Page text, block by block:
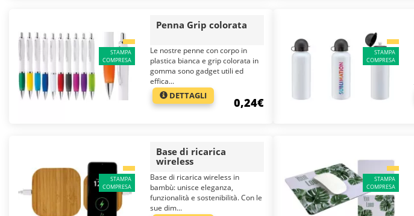
STAMPA
COMPRESA
Penna Grip colorata
Le nostre penne con corpo in
plastica bianca e grip colorata in
gomma sono gadget utili ed
effica...
DETTAGLI 0,24€
STAMPA
COMPRESA
STAMPA
COMPRESA
Base di ricarica
wireless
Base di ricarica wireless in
bambù: unisce eleganza,
funzionalità e sostenibilità. Con le
sue dim...
STAMPA
COMPRESA